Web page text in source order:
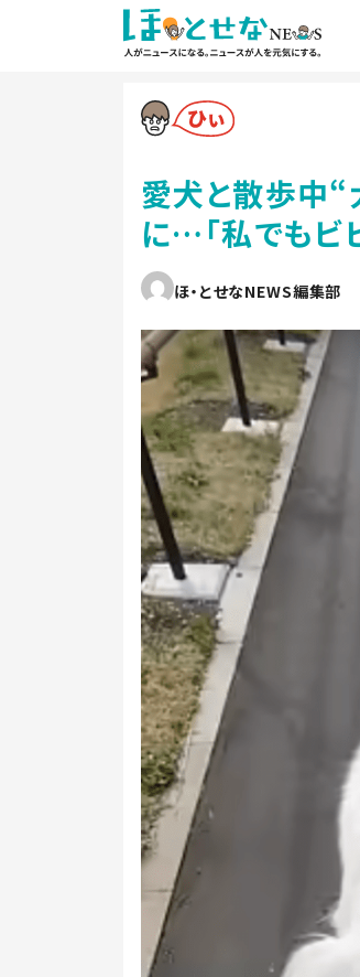
愛犬と散歩中
に…「私でもビ
ほ・とせなNEWS編集部